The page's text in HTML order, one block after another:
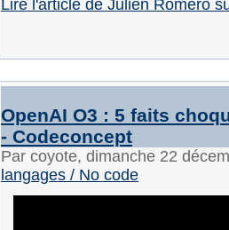
Lire l'article de Julien Romero
OpenAI O3 : 5 faits
- Codeconcept
Par coyote, dimanche 22
langages / No code